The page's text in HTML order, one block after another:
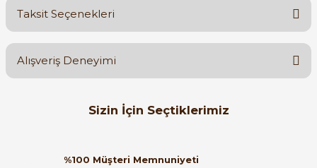
Ürün hakkında henüz soru sorulmamış.
Taksit Seçenekleri
Alışveriş Deneyimi
Orijinal kutusuyla ertesi gün
ulaştı elimize. Teşekkürler.Sizin İçin Seçtiklerimiz
ABB AF09-30-10 4kW 1NA 220V Kontaktör 1SBL137001R1310 100-
%100 Müşteri Memnuniyeti